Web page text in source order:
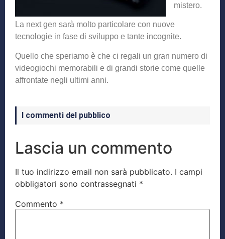
mistero.
La next gen sarà molto particolare con nuove
tecnologie in fase di sviluppo e tante incognite.
Quello che speriamo è che ci regali un gran numero di
videogiochi memorabili e di grandi storie come quelle
affrontate negli ultimi anni.
I commenti del pubblico
Lascia un commento
Il tuo indirizzo email non sarà pubblicato. I campi
obbligatori sono contrassegnati *
Commento *